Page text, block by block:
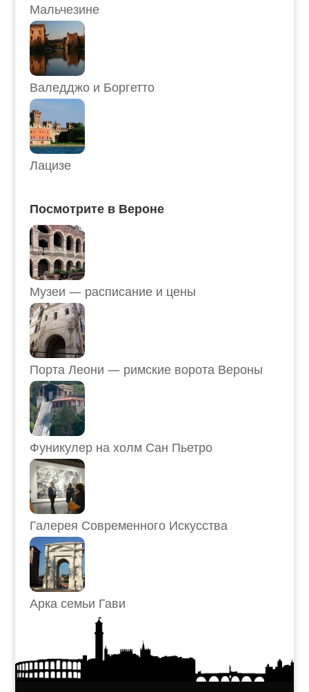
Мальчезине
Валедджо и Боргетто
Лацизе
Посмотрите в Вероне
Музеи — расписание и цены
Порта Леони — римские ворота Вероны
Фуникулер на холм Сан Пьетро
Галерея Современного Искусства
Арка семьи Гави